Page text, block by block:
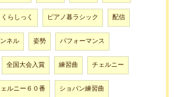
くらしっく ピアノ暮ラシック 配信
ネル 姿勢 パフォーマンス
全国大会入賞 練習曲 チェルニー
ルニー６０番 ショパン練習曲